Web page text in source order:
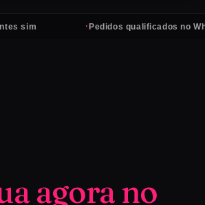
sim Pedidos qualificados no
agora no